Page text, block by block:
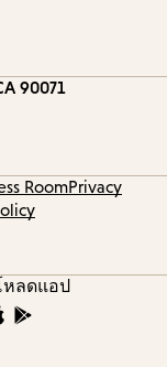
90071
RoomPrivacy
หลดแอป